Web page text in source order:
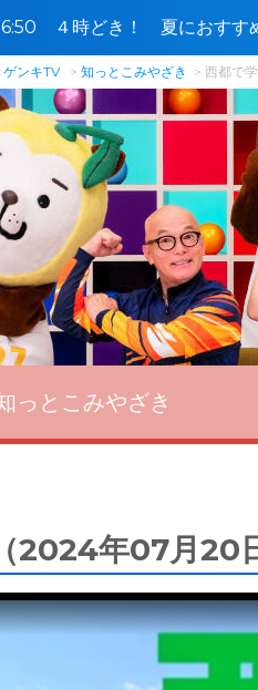
４時どき！ 夏におすす
ンキTV 知っとこみやざき 西都で
っとこみやざき
2024年07月20